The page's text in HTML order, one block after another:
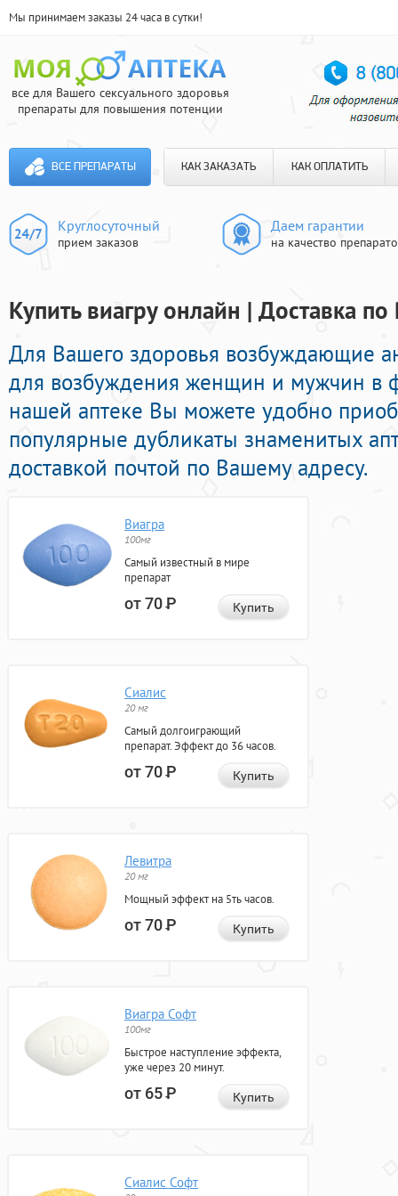
Мы принимаем заказы 24 часа в сутки!
все для Вашего сексуального здоровья
препараты для повышения потенции
ВСЕ ПРЕПАРАТЫ КАК ЗАКАЗАТЬ КАК ОПЛАТИТЬ
Круглосуточный
прием заказов
Даем гарантии
на качество
Купить виагру онлайн | Доставка по
Для Вашего здоровья возбуждающие
для возбуждения женщин и мужчин в
нашей аптеке Вы можете удобно
популярные дубликаты знаменитых
доставкой почтой по Вашему адресу.
Виагра
100мг
Самый известный в мире
препарат
от 70Р Купить
Сиалис
20 мг
Самый долгоиграющий
препарат. Эффект до 36 часов.
от 70Р Купить
Левитра
20 мг
Мощный эффект на 5ть часов.
от 70Р Купить
Виагра Софт
100мг
Быстрое наступление эффекта,
уже через 20 минут.
от 65Р Купить
Сиалис Софт